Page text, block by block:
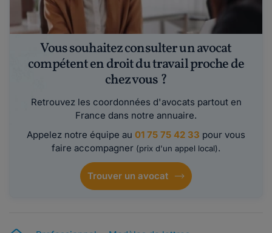
Vous souhaitez consulter un avocat
compétent en droit du travail proche de
chez vous ?
Retrouvez les coordonnées d'avocats partout en
France dans notre annuaire.
Appelez notre équipe au 01 75 75 42 33 pour vous
faire accompagner (prix d'un appel local).
Trouver un avocat